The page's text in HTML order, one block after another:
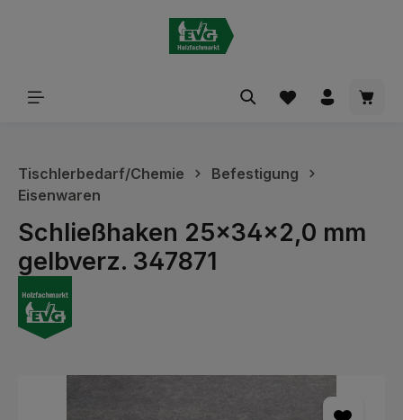
Tischlerbedarf/Chemie
Befestigung
Eisenwaren
Schließhaken 25x34x2,0 mm
gelbverz. 347871